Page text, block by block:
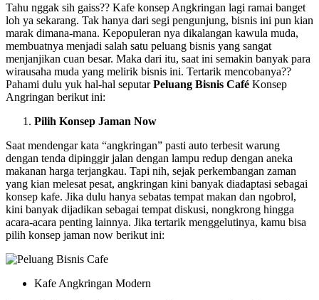
Tahu nggak sih gaiss?? Kafe konsep Angkringan lagi ramai banget
loh ya sekarang. Tak hanya dari segi pengunjung, bisnis ini pun kian
marak dimana-mana. Kepopuleran nya dikalangan kawula muda,
membuatnya menjadi salah satu peluang bisnis yang sangat
menjanjikan cuan besar. Maka dari itu, saat ini semakin banyak para
wirausaha muda yang melirik bisnis ini. Tertarik mencobanya??
Pahami dulu yuk hal-hal seputarPeluang Bisnis Café Konsep
Angringan berikut ini:
Pilih Konsep Jaman Now
Saat mendengar kata “angkringan” pasti auto terbesit warung
dengan tenda dipinggir jalan dengan lampu redup dengan aneka
makanan harga terjangkau. Tapi nih, sejak perkembangan zaman
yang kian melesat pesat, angkringan kini banyak diadaptasi sebagai
konsep kafe. Jika dulu hanya sebatas tempat makan dan ngobrol,
kini banyak dijadikan sebagai tempat diskusi, nongkrong hingga
acara-acara penting lainnya. Jika tertarik menggelutinya, kamu bisa
pilih konsep jaman now berikut ini:
Kafe Angkringan Modern